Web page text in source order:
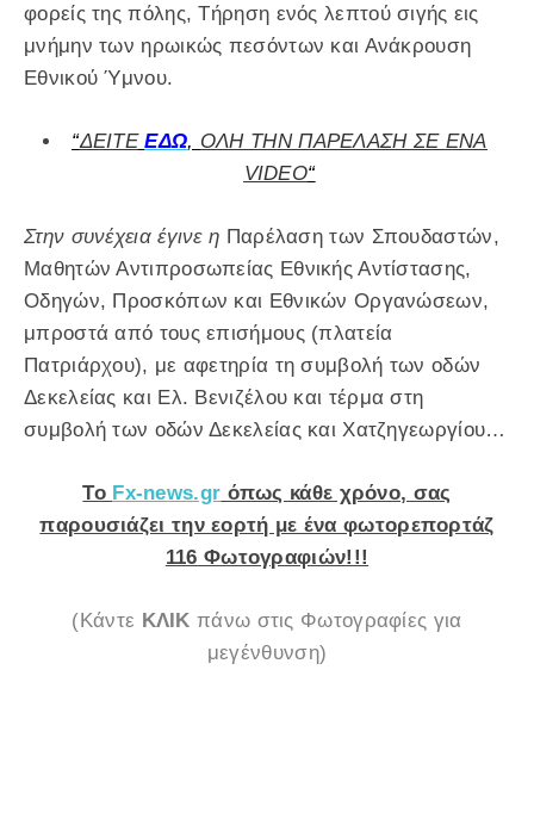
φορείς της πόλης, Τήρηση ενός λεπτού σιγής εις
μνήμην των ηρωικώς πεσόντων και Ανάκρουση
Εθνικού Ύμνου.
“ΔΕΙΤΕ ΕΔΩ, ΟΛΗ ΤΗΝ ΠΑΡΕΛΑΣΗ ΣΕ ΕΝΑ
VIDEO“
Στην συνέχεια έγινε η Παρέλαση των Σπουδαστών,
Μαθητών Αντιπροσωπείας Εθνικής Αντίστασης,
Οδηγών, Προσκόπων και Εθνικών Οργανώσεων,
μπροστά από τους επισήμους (πλατεία
Πατριάρχου), με αφετηρία τη συμβολή των οδών
Δεκελείας και Ελ. Βενιζέλου και τέρμα στη
συμβολή των οδών Δεκελείας και Χατζηγεωργίου…
Το Fx-news.gr όπως κάθε χρόνο, σας
παρουσιάζει την εορτή με ένα φωτορεπορτάζ
116 Φωτογραφιών!!!
(Κάντε ΚΛΙΚ πάνω στις Φωτογραφίες για
μεγένθυνση)